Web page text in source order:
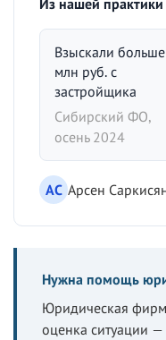
Из нашей практики
Взыскали
млн руб. с
застройщика
Сибирский ФО,
осень 2024
АС Арсен
Нужна помощь
Юридическая
оценка ситуации —